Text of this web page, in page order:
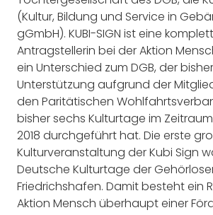
(Kultur, Bildung und Service in
gGmbH). KUBI-SIGN ist eine
Antragstellerin bei der Aktion
ein Unterschied zum DGB, der
Unterstützung aufgrund der
den Paritätischen
bisher sechs Kulturtage im
2018 durchgeführt hat. Die erste
Kulturveranstaltung der Kubi Sign
Deutsche Kulturtage der
Friedrichshafen. Damit besteht ein
Aktion Mensch überhaupt einer